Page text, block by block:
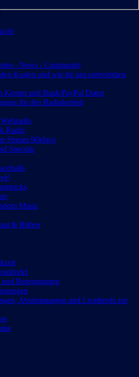
- News - Community
Kosten und wie ihr uns unterstützen
und Bank/PayPal Daten
für den Radiobetrieb
Radio
Stream 96kbp/s
Specials
Music
& Rüben
Begegnungen
Abstimmungen und Livethreds zur